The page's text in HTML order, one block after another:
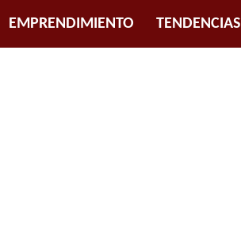
EMPRENDIMIENTO TENDENCIAS